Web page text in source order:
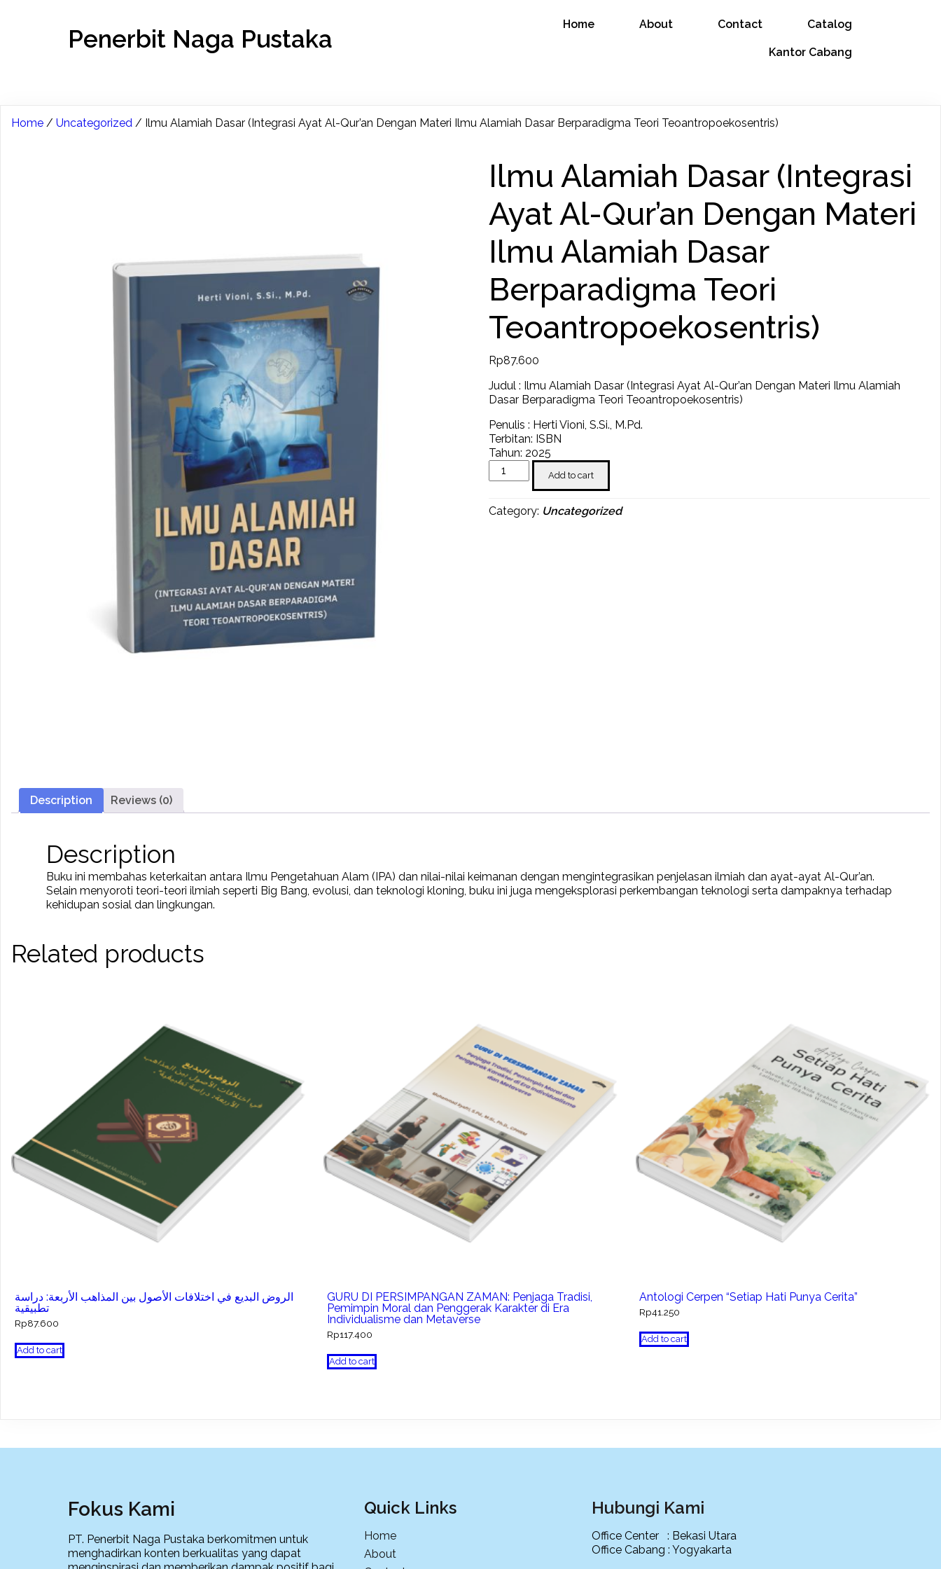
Penerbit Naga Pustaka Home About Contact Catalog
Kantor Cabang
Home / Uncategorized / Ilmu Alamiah Dasar (Integrasi Ayat Al-Qur’an Dengan Materi Ilmu Alamiah Dasar Berparadigma Teori Teoantropoekosentris)
Ilmu Alamiah Dasar (Integrasi
Ayat Al-Qur’an Dengan Materi
Ilmu Alamiah Dasar
Berparadigma Teori
Teoantropoekosentris)
Rp87.600
Judul : Ilmu Alamiah Dasar (Integrasi Ayat Al-Qur’an Dengan Materi Ilmu Alamiah
Dasar Berparadigma Teori Teoantropoekosentris)
Penulis : Herti Vioni, S.Si., M.Pd.
Terbitan: ISBN
Tahun: 2025
Ilmu
Alamiah
(Integrasi
Add to cart
Category: Uncategorized
Description Reviews (0)
Description
Buku ini membahas keterkaitan antara Ilmu Pengetahuan Alam (IPA) dan nilai-nilai keimanan dengan mengintegrasikan penjelasan ilmiah dan ayat-ayat Al-Qur’an.
Selain menyoroti teori-teori ilmiah seperti Big Bang, evolusi, dan teknologi kloning, buku ini juga mengeksplorasi perkembangan teknologi serta dampaknya terhadap
kehidupan sosial dan lingkungan.
Related products
الروض البديع في اختلافات الأصول بين المذاهب الأربعة: دراسة
تطبيقية
Rp87.600
Add to cart
GURU DI PERSIMPANGAN ZAMAN: Penjaga Tradisi,
Pemimpin Moral dan Penggerak Karakter di Era
Individualisme dan Metaverse
Rp117.400
Add to cart
Antologi Cerpen “Setiap Hati Punya Cerita”
Rp41.250
Add to cart
Fokus Kami
PT. Penerbit Naga Pustaka berkomitmen untuk
menghadirkan konten berkualitas yang dapat
Quick Links
Home
About
Hubungi Kami
Office Center : Bekasi Utara
Office Cabang : Yogyakarta